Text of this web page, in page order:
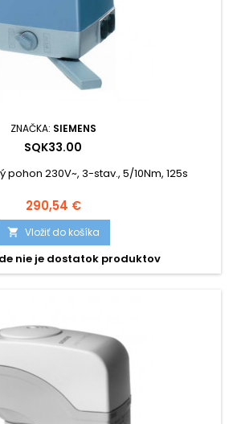
ZNAČKA: SIEMENS
SQK33.00
230V~, 3-stav., 5/10Nm, 125s
Cena
290,54 €
 Vložiť do košíka
nie je dostatok produktov